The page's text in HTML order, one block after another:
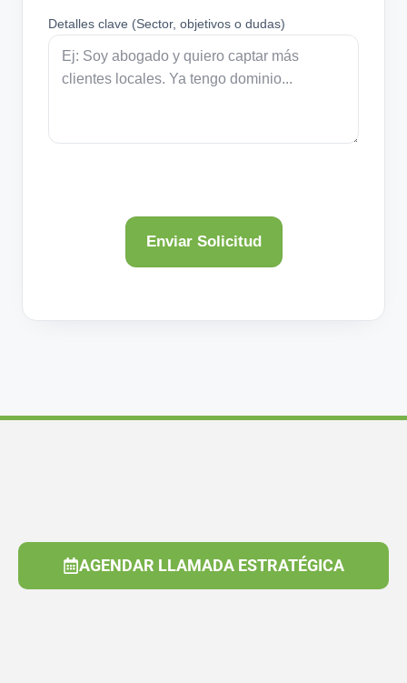
Detalles clave (Sector, objetivos o dudas)
AGENDAR LLAMADA ESTRATÉGICA